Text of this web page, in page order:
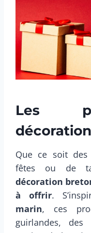
Les
Que ce soit
fêtes ou de
décoration
à offrir.
marin, ces
guirlandes,